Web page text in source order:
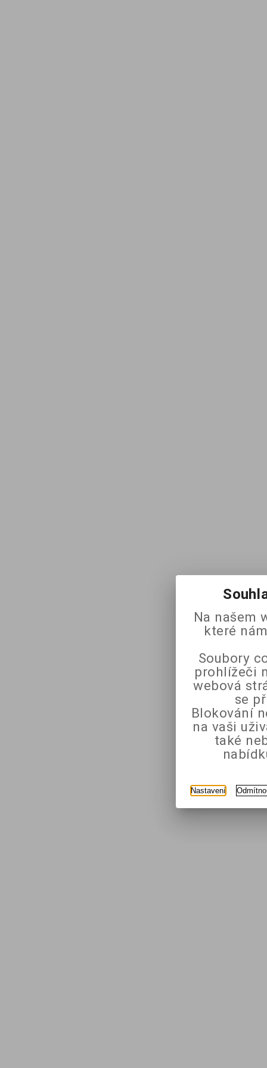
Na našem
které
Soubory
prohlížeči
webová
se
Blokování
na vaši
také
Nastavení